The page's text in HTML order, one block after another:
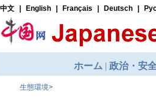
生態環境>